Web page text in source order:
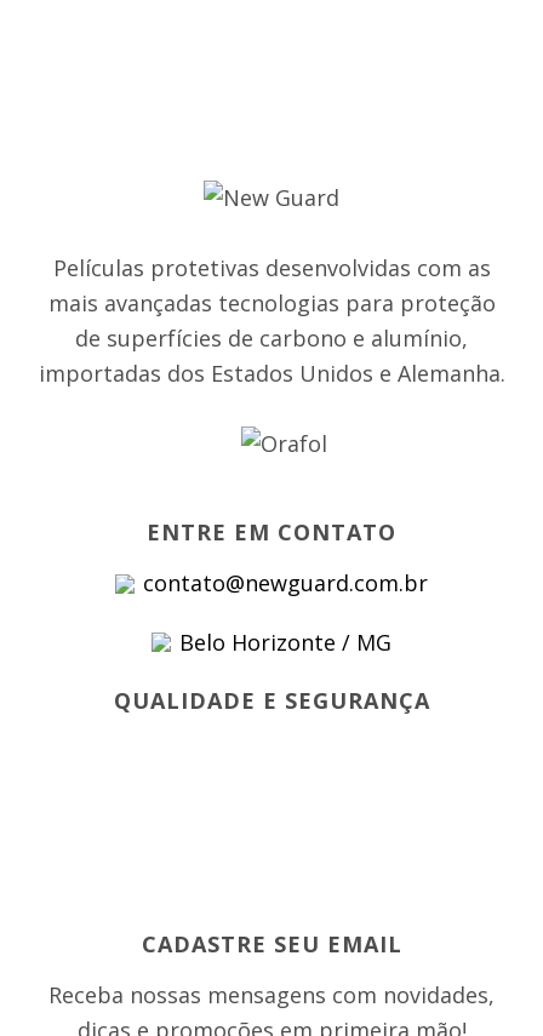
Películas protetivas desenvolvidas com as
mais avançadas tecnologias para proteção
de superfícies de carbono e alumínio,
importadas dos Estados Unidos e Alemanha.
ENTRE EM CONTATO
contato@newguard.com.br
Belo Horizonte / MG
QUALIDADE E SEGURANÇA
CADASTRE SEU EMAIL
Receba nossas mensagens com novidades,
dicas e promoções em primeira mão!